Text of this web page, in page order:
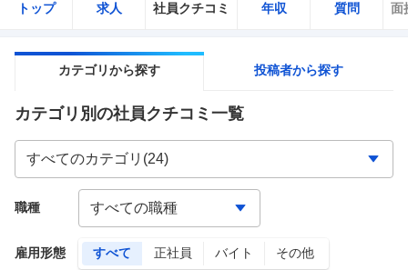
トップ 求人 社員クチコミ 年収 質問 面
カテゴリから探す 投稿者から探す
カテゴリ別の社員クチコミ一覧
雇用形態 すべて 正社員 バイト その他
職種